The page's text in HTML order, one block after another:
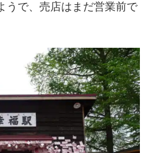
うで、売店はまだ営業前で